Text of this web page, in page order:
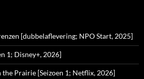
[dubbelaflevering; NPO Start, 2025]
1; Disney+, 2026]
the Prairie [Seizoen 1; Netflix, 2026]